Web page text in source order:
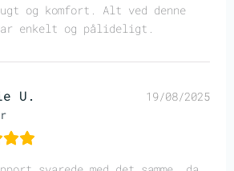
og komfort. Alt ved denne
enkelt og pålideligt.
U. 19/08/2025